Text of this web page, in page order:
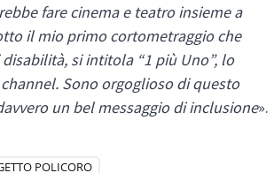
fare cinema e teatro insieme a
il mio primo cortometraggio che
si intitola “1 più Uno”, lo
Sono orgoglioso di questo
un bel messaggio di inclusione».
POLICORO